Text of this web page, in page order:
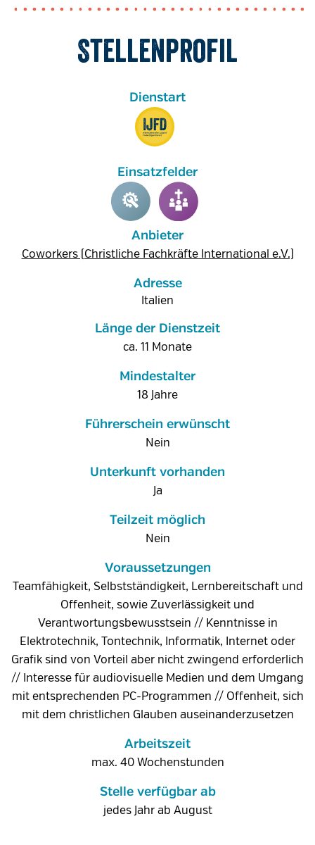
Stellenprofil
Anbieter
Coworkers (Christliche Fachkräfte International e.V.)
Adresse
Italien
Länge der Dienstzeit
ca. 11 Monate
Mindestalter
18 Jahre
Führerschein erwünscht
Nein
Unterkunft vorhanden
Ja
Teilzeit möglich
Nein
Voraussetzungen
Teamfähigkeit, Selbstständigkeit, Lernbereitschaft und
Offenheit, sowie Zuverlässigkeit und
Verantwortungsbewusstsein // Kenntnisse in
Elektrotechnik, Tontechnik, Informatik, Internet oder
Grafik sind von Vorteil aber nicht zwingend erforderlich
// Interesse für audiovisuelle Medien und dem Umgang
mit entsprechenden PC-Programmen // Offenheit, sich
mit dem christlichen Glauben auseinanderzusetzen
Arbeitszeit
max. 40 Wochenstunden
Stelle verfügbar ab
jedes Jahr ab August